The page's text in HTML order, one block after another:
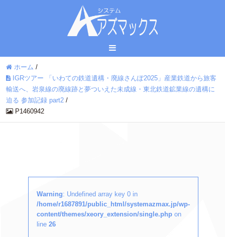
ホーム /
IGRツアー 「いわての鉄道遺構・廃線さんぽ2025」産業鉄道から旅客
輸送へ、岩泉線の廃線跡と夢ついえた未成線・東北鉄道鉱業線の遺構に
迫る 参加記録 part2 /
P1460942
Warning: Undefined array key 0 in
/home/r1687891/public_html/systemazmax.jp/wp-
content/themes/xeory_extension/single.php on
line 26